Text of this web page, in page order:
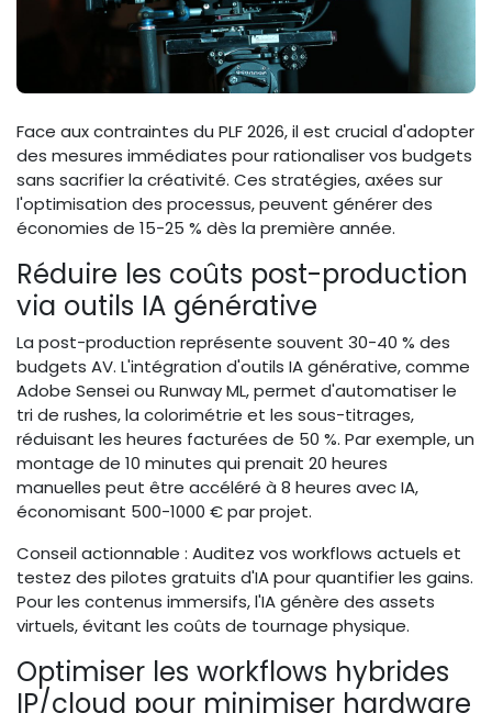
Face aux contraintes du PLF 2026, il est crucial d'adopter
des mesures immédiates pour rationaliser vos budgets
sans sacrifier la créativité. Ces stratégies, axées sur
l'optimisation des processus, peuvent générer des
économies de 15-25 % dès la première année.
Réduire les coûts post-production
via outils IA générative
La post-production représente souvent 30-40 % des
budgets AV. L'intégration d'outils IA générative, comme
Adobe Sensei ou Runway ML, permet d'automatiser le
tri de rushes, la colorimétrie et les sous-titrages,
réduisant les heures facturées de 50 %. Par exemple, un
montage de 10 minutes qui prenait 20 heures
manuelles peut être accéléré à 8 heures avec IA,
économisant 500-1000 € par projet.
Conseil actionnable : Auditez vos workflows actuels et
testez des pilotes gratuits d'IA pour quantifier les gains.
Pour les contenus immersifs, l'IA génère des assets
virtuels, évitant les coûts de tournage physique.
Optimiser les workflows hybrides
IP/cloud pour minimiser hardware